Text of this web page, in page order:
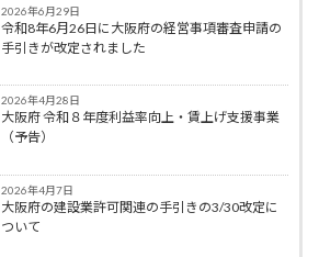
2026年6月29日
令和8年6月26日に大阪府の経営事項審査申請の
手引きが改定されました
2026年4月28日
大阪府 令和８年度利益率向上・賃上げ支援事業
（予告）
2026年4月7日
大阪府の建設業許可関連の手引きの3/30改定に
ついて